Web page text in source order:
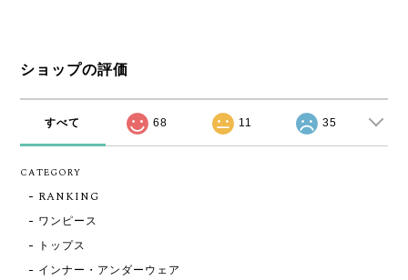
ショップの評価
すべて 68 11 35
CATEGORY
RANKING
ワンピース
トップス
インナー・アンダーウェア